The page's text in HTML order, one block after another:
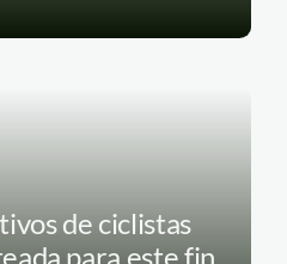
de ciclistas
para este fin